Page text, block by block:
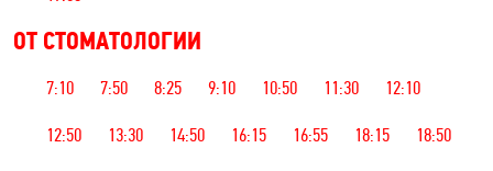
ОТ СТОМАТОЛОГИИ
7:10 7:50 8:25 9:10 10:50 11:30 12:10
12:50 13:30 14:50 16:15 16:55 18:15 18:50